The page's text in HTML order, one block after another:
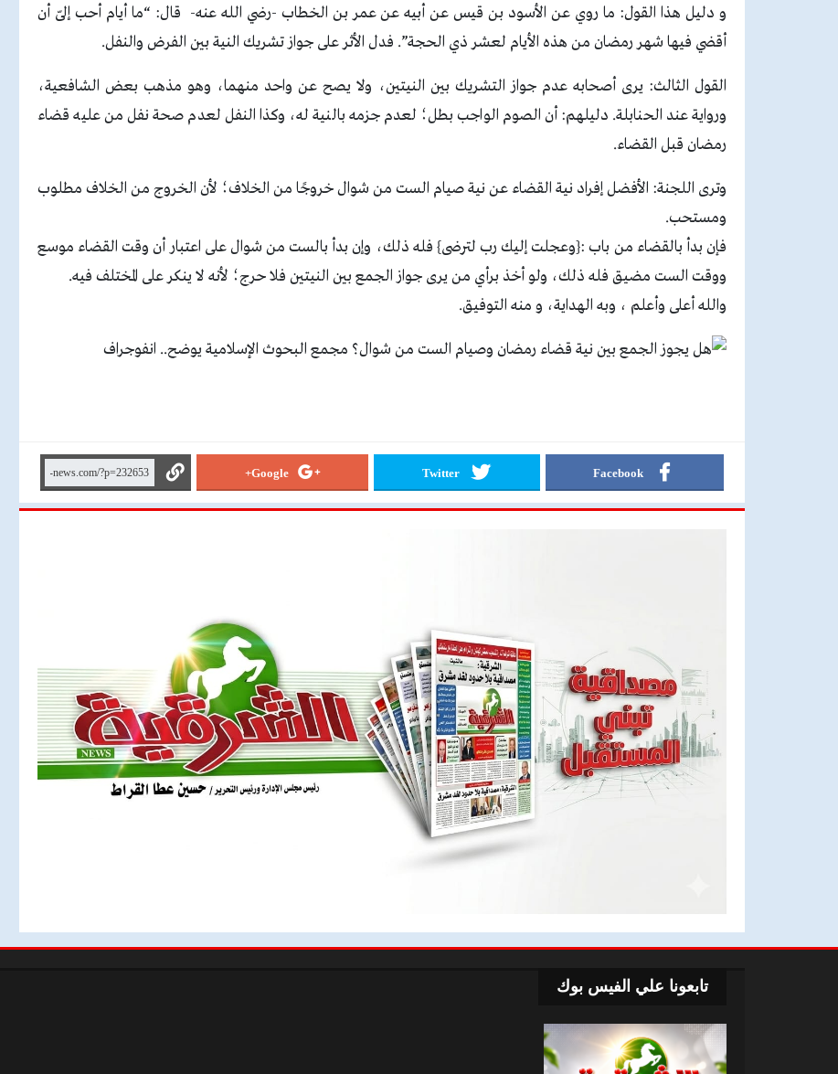
و دليل هذا القول: ما روي عن الأسود بن قيس عن أبيه عن عمر بن الخطاب -رضي الله عنه- قال: “ما أیام أحب إلىّ أن
أقضي فيها شهر رمضان من هذه الأيام لعشر ذي الحجة”. فدل الأثر على جواز تشريك النية بين الفرض والنفل.
القول الثالث: يرى أصحابه عدم جواز التشريك بين النيتين، ولا يصح عن واحد منهما، وهو مذهب بعض الشافعية،
ورواية عند الحنابلة. دليلهم: أن الصوم الواجب بطل؛ لعدم جزمه بالنية له، وكذا النفل لعدم صحة نفل من عليه قضاء
رمضان قبل القضاء.
وترى اللجنة: الأفضل إفراد نية القضاء عن نية صيام الست من شوال خروجًا من الخلاف؛ لأن الخروج من الخلاف مطلوب
ومستحب.
فإن بدأ بالقضاء من باب :{وعجلت إليك رب لترضى} فله ذلك، وإن بدأ بالست من شوال على اعتبار أن وقت القضاء موسع
ووقت الست مضيق فله ذلك، ولو أخذ برأي من يرى جواز الجمع بين النيتين فلا حرج؛ لأنه لا ينكر على المختلف فيه.
والله أعلى وأعلم ، وبه الهداية، و منه التوفيق.
Facebook
Twitter
Google+
تابعونا علي الفيس بوك